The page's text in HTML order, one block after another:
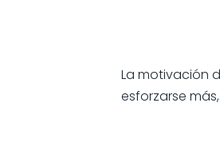
La motivación
esforzarse